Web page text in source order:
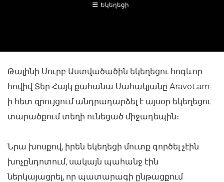
Եկեղեցի
Թալինի Սուրբ Աստվածածին եկեղեցու հոգևոր
հովիվ Տեր Հայկ քահանա Սահակյանը Aravot.am-
ի հետ զրույցում անդրադարձել է այսօր եկեղեցու
տարածքում տեղի ունեցած միջադեպին։
Նրա խոսքով, իրեն եկեղեցի մուտք գործել չէին
խոչընդոտում, սակայն պահանջ էին
ներկայացրել, որ պատարագի ընթացքում